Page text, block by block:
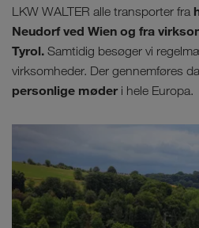
LKW WALTER alle transporter fra
Neudorf ved Wien og fra
Tyrol. Samtidig besøger vi
virksomheder. Der gennemføres
personlige møder i hele Europa.